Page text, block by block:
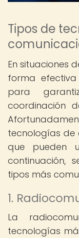
Tipos de
En situaciones
forma
para
coordinación
tecnologías de
que pueden
continuación,
tipos más
1.
La
tecnologías